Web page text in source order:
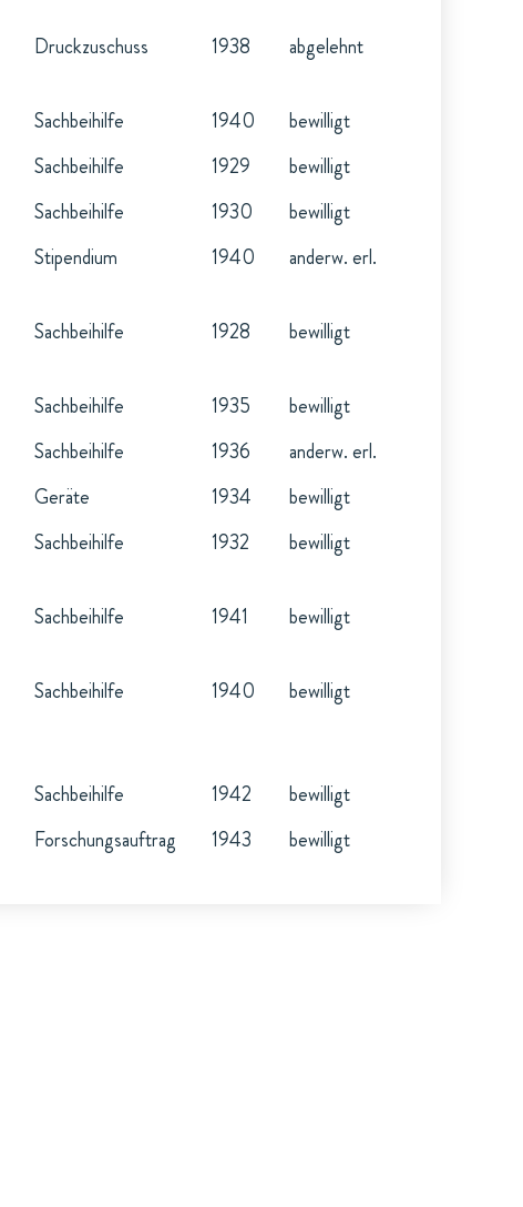
Druckzuschuss 1938 abgelehnt
Sachbeihilfe 1940
bewilligt
Sachbeihilfe 1929
bewilligt
Sachbeihilfe 1930
bewilligt
Stipendium 1940 anderw. erl.
Sachbeihilfe 1928 bewilligt
Sachbeihilfe 1935
bewilligt
Sachbeihilfe 1936
anderw. erl.
Geräte 1934
bewilligt
Sachbeihilfe 1932 bewilligt
Sachbeihilfe 1941 bewilligt
Sachbeihilfe 1940 bewilligt
Sachbeihilfe 1942
bewilligt
Forschungsauftrag 1943 bewilligt